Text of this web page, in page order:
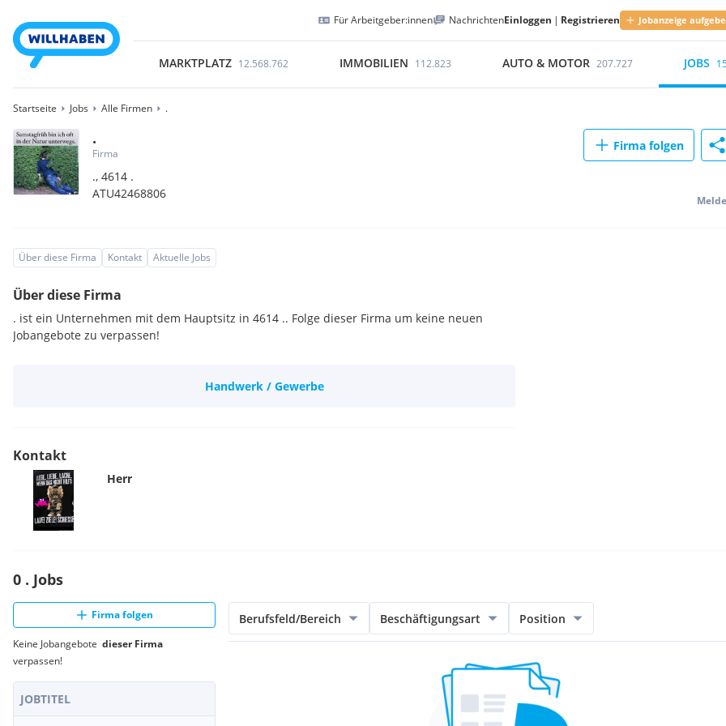
Für Arbeitgeber:innen NachrichtenEinloggen | Registrieren Jobanzeige
MARKTPLATZ 12.568.762 IMMOBILIEN 112.823 AUTO & MOTOR 207.727 JOBS
Startseite Jobs Alle Firmen .
.
Firma
.,4614 .
ATU42468806
Firma folgen
Über diese Firma Kontakt Aktuelle Jobs
Über diese Firma
. ist ein Unternehmen mit dem Hauptsitz in 4614 .. Folge dieser Firma um keine neuen
Jobangebote zu verpassen!
Handwerk / Gewerbe
Kontakt
Herr
0 . Jobs
Firma folgen
Keine Jobangebote dieser Firma
verpassen!
JOBTITEL
Berufsfeld/Bereich Beschäftigungsart Position